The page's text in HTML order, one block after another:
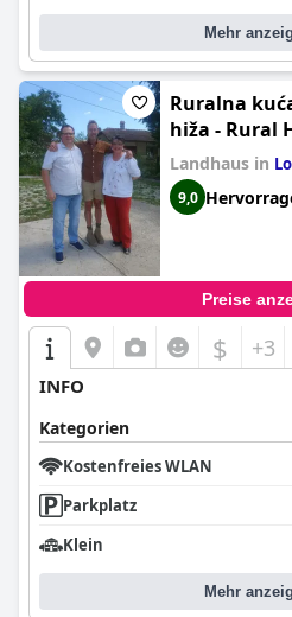
Mehr
Ruralna
hiža - Rural
Landhaus in
9,0
Preise
$ +3
INFO
Kategorien
Kostenfreies WLAN
Parkplatz
Klein
Mehr